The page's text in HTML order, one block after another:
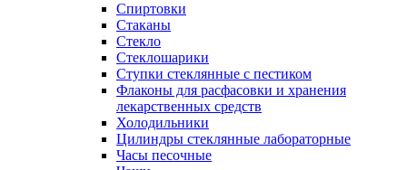
Спиртовки
Стаканы
Стекло
Стеклошарики
Ступки стеклянные с пестиком
Флаконы для расфасовки и хранения
лекарственных средств
Холодильники
Цилиндры стеклянные лабораторные
Часы песочные